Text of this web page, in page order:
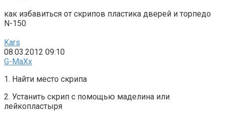
как избавиться от скрипов пластика дверей и торпедо
N-150
Kars
08.03.2012 09:10
G-MaXx
1. Найти место скрипа
2. Устанить скрип с помощью маделина или
лейкопластыря